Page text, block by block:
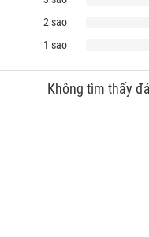
2 sao
1 sao
Không tìm thấy